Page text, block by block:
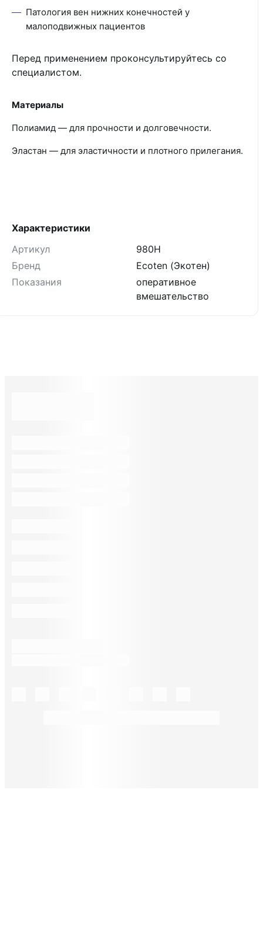
Патология вен нижних конечностей у
малоподвижных пациентов
Перед применением проконсультируйтесь со
специалистом.
Материалы
Полиамид — для прочности и долговечности.
Эластан — для эластичности и плотного прилегания.
Характеристики
Артикул
980Н
Бренд
Ecoten (Экотен)
Показания
оперативное
вмешательство